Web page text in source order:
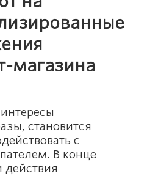
магазина
становится
с
В конце